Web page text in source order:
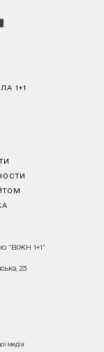
1+1
"ВІЖН 1+1"
23
медіа: